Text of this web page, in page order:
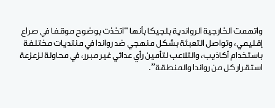
واتهمت الخارجية الرواندية بلجيكا بأنها “اتخذت بوضوح موقفا في صراع
إقليمي، وتواصل التعبئة بشكل منهجي ضد رواندا في منتديات مختلفة
باستخدام أكاذيب، والتلاعب لتأمين رأي عدائي غير مبرر، في محاولة لزعزعة
استقرار كل من رواندا والمنطقة”.